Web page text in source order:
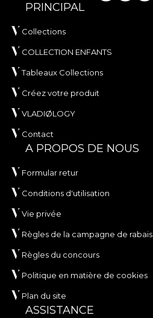
PRINCIPAL
Collections
COLLECTION ENFANTS
Tableaux Collections
Créez votre produit
VLADIØLOGY
Contact
A PROPOS DE NOUS
Formular retur
Conditions d'utilisation
Vie privée
Règles de la campagne de rabais
Règles du concours
Politique en matière de cookies
Plan du site
ASSISTANCE